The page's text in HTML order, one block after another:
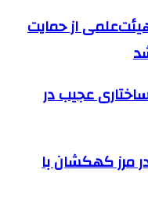
از حمایت
عجیب در
مرز کهکشان با